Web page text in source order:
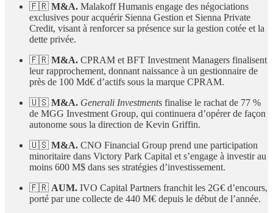
🇫🇷 M&A. Malakoff Humanis engage des négociations
exclusives pour acquérir Sienna Gestion et Sienna Private
Credit, visant à renforcer sa présence sur la gestion cotée et la
dette privée.
🇫🇷 M&A. CPRAM et BFT Investment Managers finalisent
leur rapprochement, donnant naissance à un gestionnaire de
près de 100 Md€ d’actifs sous la marque CPRAM.
🇺🇸 M&A. Generali Investments finalise le rachat de 77 %
de MGG Investment Group, qui continuera d’opérer de façon
autonome sous la direction de Kevin Griffin.
🇺🇸 M&A. CNO Financial Group prend une participation
minoritaire dans Victory Park Capital et s’engage à investir au
moins 600 M$ dans ses stratégies d’investissement.
🇫🇷 AUM. IVO Capital Partners franchit les 2G€ d’encours,
porté par une collecte de 440 M€ depuis le début de l’année.